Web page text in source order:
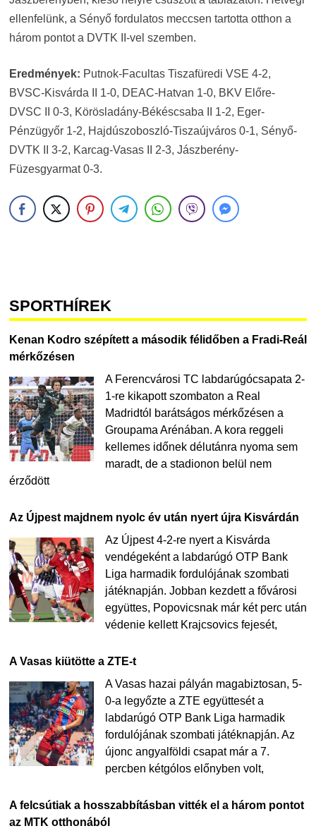
ellenfelünk, a Sényő fordulatos meccsen tartotta otthon a
három pontot a DVTK II-vel szemben.
Eredmények: Putnok-Facultas Tiszafüredi VSE 4-2,
BVSC-Kisvárda II 1-0, DEAC-Hatvan 1-0, BKV Előre-
DVSC II 0-3, Körösladány-Békéscsaba II 1-2, Eger-
Pénzügyőr 1-2, Hajdúszoboszló-Tiszaújváros 0-1, Sényő-
DVTK II 3-2, Karcag-Vasas II 2-3, Jászberény-
Füzesgyarmat 0-3.
SPORTHÍREK
Kenan Kodro szépített a második félidőben a Fradi-Reál
mérkőzésen
A Ferencvárosi TC labdarúgócsapata 2-
1-re kikapott szombaton a Real
Madridtól barátságos mérkőzésen a
Groupama Arénában. A kora reggeli
kellemes időnek délutánra nyoma sem
maradt, de a stadionon belül nem
érződött
Az Újpest majdnem nyolc év után nyert újra Kisvárdán
Az Újpest 4-2-re nyert a Kisvárda
vendégeként a labdarúgó OTP Bank
Liga harmadik fordulójának szombati
játéknapján. Jobban kezdett a fővárosi
együttes, Popovicsnak már két perc után
védenie kellett Krajcsovics fejesét,
A Vasas kiütötte a ZTE-t
A Vasas hazai pályán magabiztosan, 5-
0-a legyőzte a ZTE együttesét a
labdarúgó OTP Bank Liga harmadik
fordulójának szombati játéknapján. Az
újonc angyalföldi csapat már a 7.
percben kétgólos előnyben volt,
A felcsútiak a hosszabbításban vitték el a három pontot
az MTK otthonából